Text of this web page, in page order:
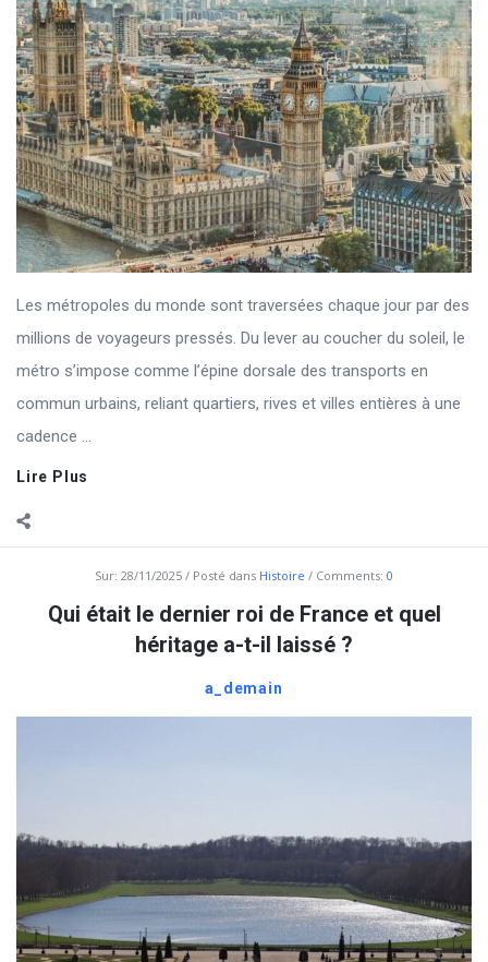
Les métropoles du monde sont traversées chaque jour par des
millions de voyageurs pressés. Du lever au coucher du soleil, le
métro s’impose comme l’épine dorsale des transports en
commun urbains, reliant quartiers, rives et villes entières à une
cadence ...
Lire Plus
Sur: 28/11/2025 Posté dans Histoire Comments: 0
Qui était le dernier roi de France et quel
héritage a-t-il laissé ?
a_demain